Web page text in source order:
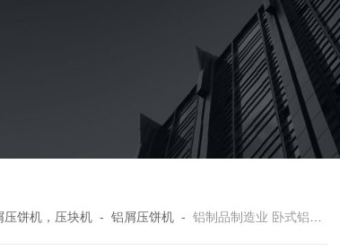
压饼机，压块机 -铝屑压饼机 -铝制品制造业 卧式铝屑压饼机